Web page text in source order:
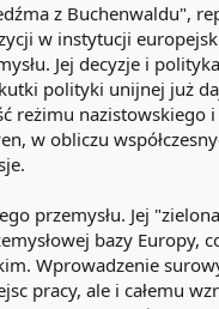
z Buchenwaldu",
w instytucji
Jej decyzje i
polityki unijnej już
reżimu nazistowskiego
w obliczu
przemysłu. Jej
bazy Europy,
Wprowadzenie
pracy, ale i całemu